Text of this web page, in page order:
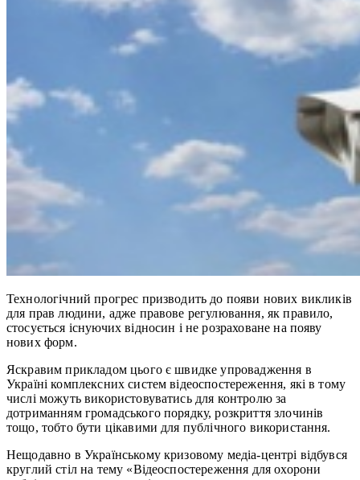
Технологічний прогрес призводить до появи нових викликів
для прав людини, адже правове регулювання, як правило,
стосується існуючих відносин і не розраховане на появу
нових форм.
Яскравим прикладом цього є швидке упровадження в
Україні комплексних систем відеоспостереження, які в тому
числі можуть використовуватись для контролю за
дотриманням громадського порядку, розкриття злочинів
тощо, тобто бути цікавими для публічного використання.
Нещодавно в Українському кризовому медіа-центрі відбувся
круглий стіл на тему «Відеоспостереження для охорони